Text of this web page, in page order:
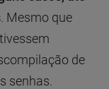
. Mesmo que
de
senhas.